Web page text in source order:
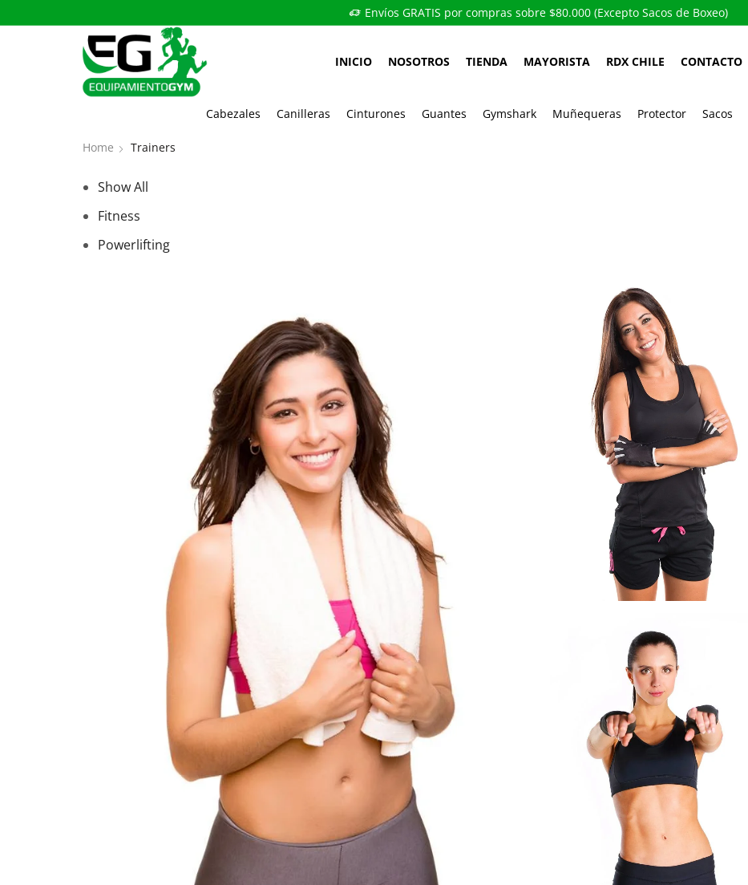
Envíos GRATIS por compras sobre $80.000 (Excepto Sacos de Boxeo)
INICIO NOSOTROS TIENDA MAYORISTA RDX CHILE CONTACTO
Cabezales Canilleras Cinturones Guantes Gymshark Muñequeras Protector Sacos
Home Trainers
Show All
Fitness
Powerlifting